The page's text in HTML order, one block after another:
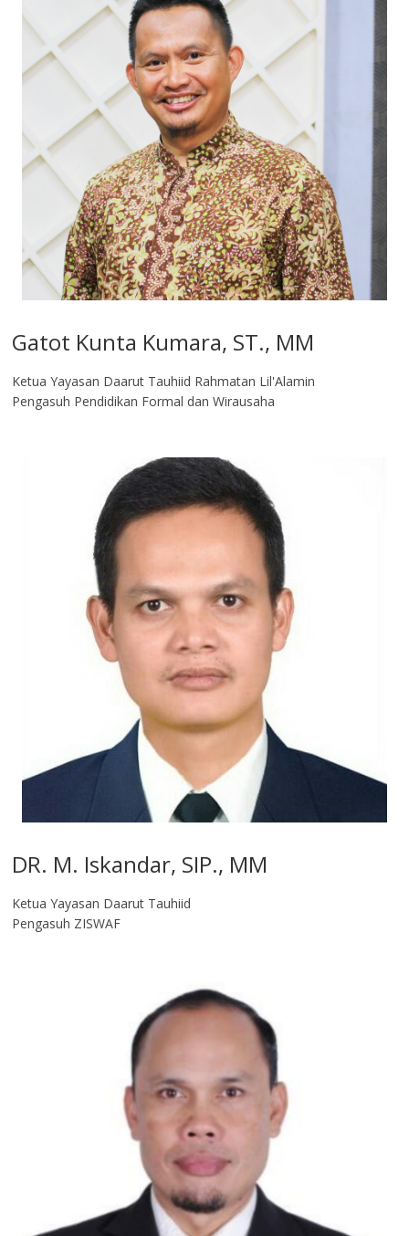
Gatot Kunta Kumara, ST., MM
Ketua Yayasan Daarut Tauhiid Rahmatan Lil'Alamin
Pengasuh Pendidikan Formal dan Wirausaha
DR. M. Iskandar, SIP., MM
Ketua Yayasan Daarut Tauhiid
Pengasuh ZISWAF